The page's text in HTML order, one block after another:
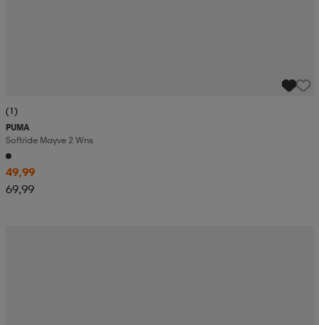
(1)
PUMA
Softride Mayve 2 Wns
49,99
69,99